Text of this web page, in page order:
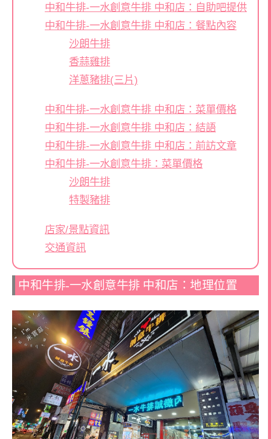
中和牛排-一水創意牛排 中和店：自助吧提供
中和牛排-一水創意牛排 中和店：餐點內容
沙朗牛排
香蒜雞排
洋蔥豬排(三片)
中和牛排-一水創意牛排 中和店：菜單價格
中和牛排-一水創意牛排 中和店：結語
中和牛排-一水創意牛排 中和店：前訪文章
中和牛排-一水創意牛排：菜單價格
沙朗牛排
特製豬排
店家/景點資訊
交通資訊
中和牛排-一水創意牛排 中和店：地理位置